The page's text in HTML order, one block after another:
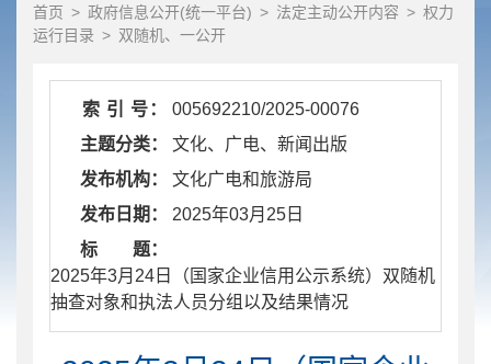
首页 > 政府信息公开(统一平台) > 法定主动公开内容 > 权力
运行目录 > 双随机、一公开
索 引 号：
005692210/2025-00076
主题分类：
文化、广电、新闻出版
发布机构：
文化广电和旅游局
发布日期：
2025年03月25日
标 题：
​ 2025年3月24日（国家企业信用公示系统）双随机
抽查对象和执法人员分组以及结果情况